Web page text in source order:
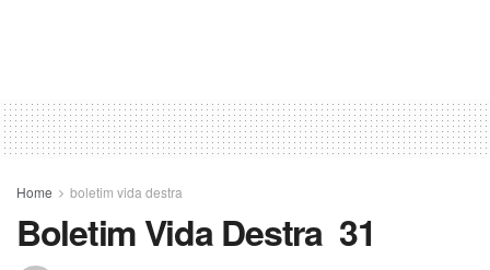
Home boletim vida destra
Boletim Vida Destra 31